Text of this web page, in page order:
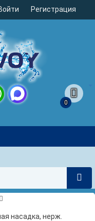
Регистрация
0
насадка, нерж.